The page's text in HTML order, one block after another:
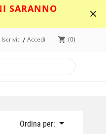
SARANNO
Iscriviti / Accedi 0
Ordina per: